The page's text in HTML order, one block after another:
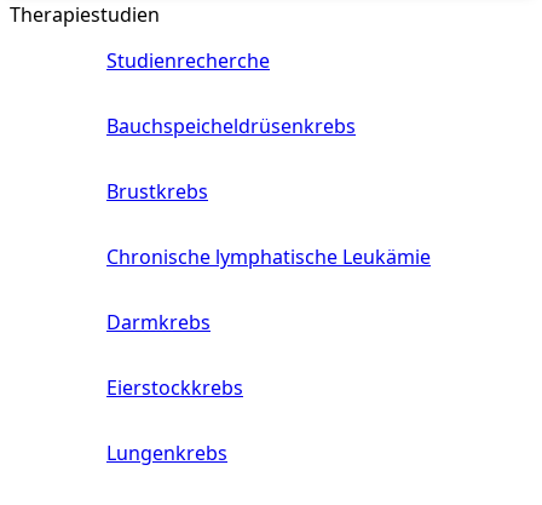
Therapiestudien
Studienrecherche
Bauchspeicheldrüsenkrebs
Brustkrebs
Chronische lymphatische Leukämie
Darmkrebs
Eierstockkrebs
Lungenkrebs